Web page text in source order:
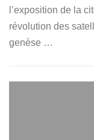
l’exposition de la
révolution des
genèse …